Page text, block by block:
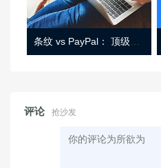
条纹 vs PayPal： 顶级功能， 定价 （和更多！
评论 抢沙发